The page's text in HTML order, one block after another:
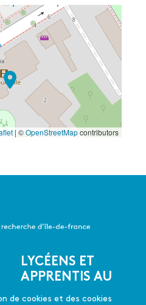
| ©OpenStreetMapcontributors
de cookies et des cookies
LYCÉENS ET
APPRENTIS AU
CINÉMA